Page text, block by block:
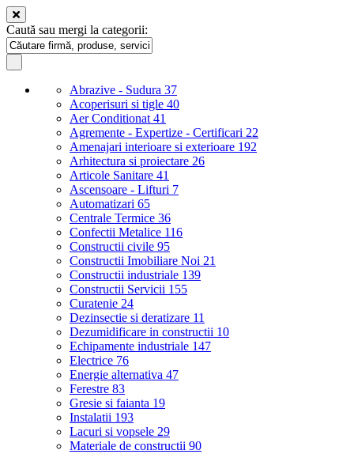
Caută sau mergi la categorii:
Abrazive - Sudura 37
Acoperisuri si tigle 40
Aer Conditionat 41
Agremente - Expertize - Certificari 22
Amenajari interioare si exterioare 192
Arhitectura si proiectare 26
Articole Sanitare 41
Ascensoare - Lifturi 7
Automatizari 65
Centrale Termice 36
Confectii Metalice 116
Constructii civile 95
Constructii Imobiliare Noi 21
Constructii industriale 139
Constructii Servicii 155
Curatenie 24
Dezinsectie si deratizare 11
Dezumidificare in constructii 10
Echipamente industriale 147
Electrice 76
Energie alternativa 47
Ferestre 83
Gresie si faianta 19
Instalatii 193
Lacuri si vopsele 29
Materiale de constructii 90